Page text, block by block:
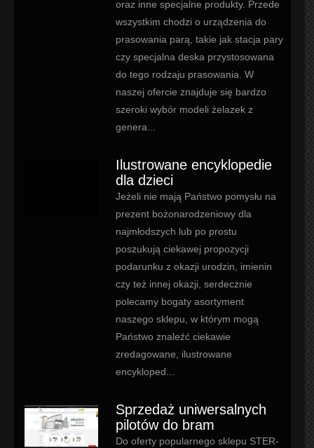
oraz inne specjalne produkty. Przede
wszystkim chodzi o urządzenia do
prasowania parą, takie jak stacja pary
czy specjalna deska przystosowana
do tego rodzaju prasowania. W
naszej ofercie znajduje się bardzo
szeroki wybór modeli żelazek z
genera...
Ilustrowane encyklopedie
dla dzieci
Jeżeli nie mają Państwo pomysłu na
prezent bożonarodzeniowy dla
najmłodszych lub po prostu
poszukują ciekawej propozycji
podarunku z okazji urodzin, imienin
czy też innej okazji, serdecznie
polecamy bogaty asortyment
naszego sklepu, w którym mogą
Państwo znaleźć ciekawie
zredagowane, ilustrowane
encykloped...
Sprzedaż uniwersalnych
pilotów do bram
Do oferty popularnego sklepu STER-